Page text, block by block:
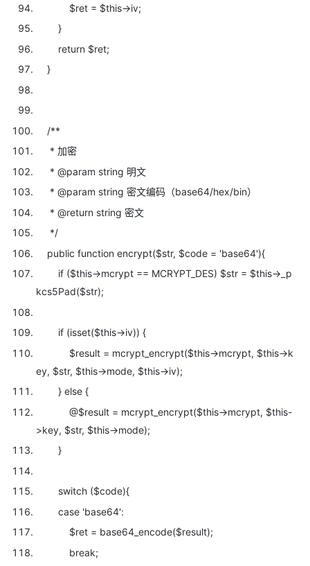
$ret = $this->iv;
}
return $ret;
}
/**
* 加密
* @param string 明文
* @param string 密文编码（base64/hex/bin）
* @return string 密文
*/
public function encrypt($str, $code = 'base64'){
if ($this->mcrypt == MCRYPT_DES) $str = $this->_p
kcs5Pad($str);
if (isset($this->iv)) {
$result = mcrypt_encrypt($this->mcrypt, $this->k
ey, $str, $this->mode, $this->iv);
} else {
@$result = mcrypt_encrypt($this->mcrypt, $this-
>key, $str, $this->mode);
}
switch ($code){
case 'base64':
$ret = base64_encode($result);
break;